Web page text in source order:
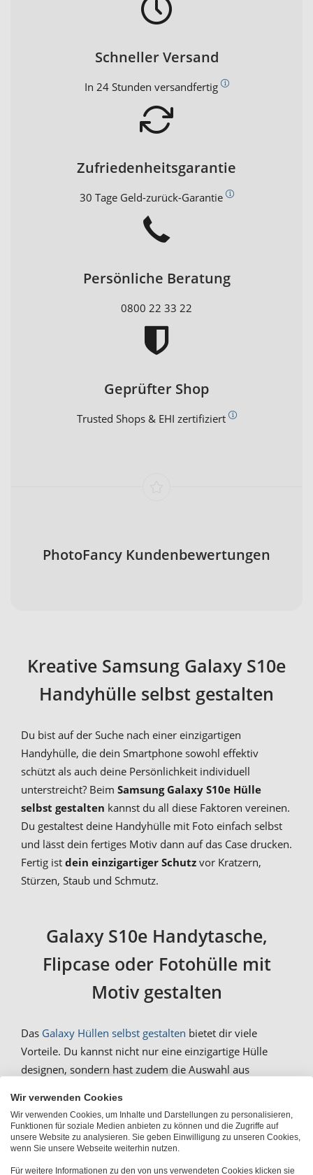
Schneller Versand
In 24 Stunden versandfertig
Zufriedenheitsgarantie
30 Tage Geld-zurück-Garantie
Persönliche Beratung
0800 22 33 22
Geprüfter Shop
Trusted Shops & EHI zertifiziert
PhotoFancy Kundenbewertungen
Kreative Samsung Galaxy S10e
Handyhülle selbst gestalten
Du bist auf der Suche nach einer einzigartigen
Handyhülle, die dein Smartphone sowohl effektiv
schützt als auch deine Persönlichkeit individuell
unterstreicht? Beim Samsung Galaxy S10e Hülle
selbst gestalten kannst du all diese Faktoren vereinen.
Du gestaltest deine Handyhülle mit Foto einfach selbst
und lässt dein fertiges Motiv dann auf das Case drucken.
Fertig ist dein einzigartiger Schutz vor Kratzern,
Stürzen, Staub und Schmutz.
Galaxy S10e Handytasche,
Flipcase oder Fotohülle mit
Motiv gestalten
Das Galaxy Hüllen selbst gestalten bietet dir viele
Vorteile. Du kannst nicht nur eine einzigartige Hülle
designen, sondern hast zudem die Auswahl aus
Wähle die klassische Designhülle als Case, die
mit Rundum-Druckversehen werden kann. Noch
mehr Sicherheit garantiert zudem die Bumper-Option.
Wir verwenden Cookies
Wir verwenden Cookies, um Inhalte und Darstellungen zu personalisieren,
Funktionen für soziale Medien anbieten zu können und die Zugriffe auf
unsere Website zu analysieren. Sie geben Einwilligung zu unseren Cookies,
wenn Sie unsere Webseite weiterhin nutzen.
Für weitere Informationen zu den von uns verwendeten Cookies klicken sie